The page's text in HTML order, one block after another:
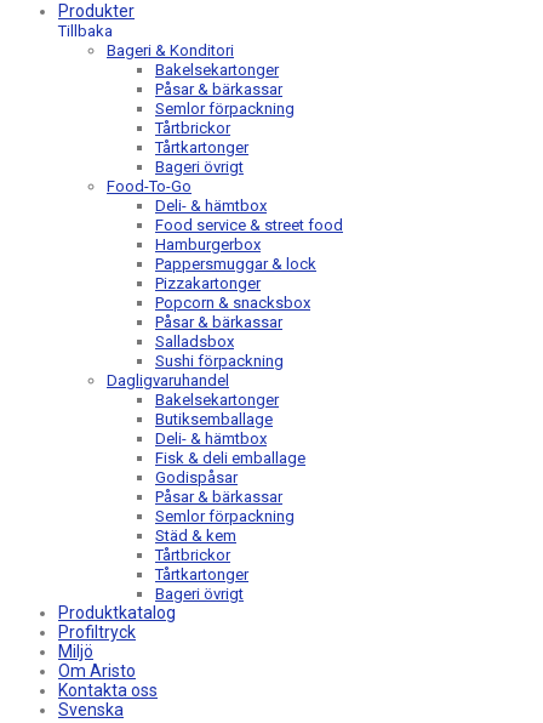
Produkter
Tillbaka
Bageri & Konditori
Bakelsekartonger
Påsar & bärkassar
Semlor förpackning
Tårtbrickor
Tårtkartonger
Bageri övrigt
Food-To-Go
Deli- & hämtbox
Food service & street food
Hamburgerbox
Pappersmuggar & lock
Pizzakartonger
Popcorn & snacksbox
Påsar & bärkassar
Salladsbox
Sushi förpackning
Dagligvaruhandel
Bakelsekartonger
Butiksemballage
Deli- & hämtbox
Fisk & deli emballage
Godispåsar
Påsar & bärkassar
Semlor förpackning
Städ & kem
Tårtbrickor
Tårtkartonger
Bageri övrigt
Produktkatalog
Profiltryck
Miljö
Om Aristo
Kontakta oss
Svenska